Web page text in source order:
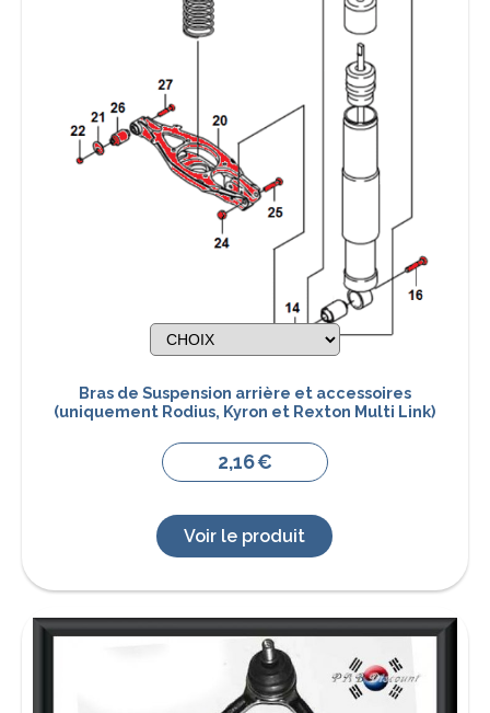
Bras de Suspension arrière et accessoires
(uniquement Rodius, Kyron et Rexton Multi Link)
2,16€
Voir le produit